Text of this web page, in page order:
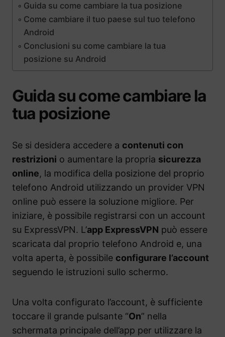
Guida su come cambiare la tua posizione
Come cambiare il tuo paese sul tuo telefono
Android
Conclusioni su come cambiare la tua
posizione su Android
Guida su come cambiare la
tua posizione
Se si desidera accedere a contenuti con
restrizioni o aumentare la propria sicurezza
online, la modifica della posizione del proprio
telefono Android utilizzando un provider VPN
online può essere la soluzione migliore. Per
iniziare, è possibile registrarsi con un account
su ExpressVPN. L’app ExpressVPN può essere
scaricata dal proprio telefono Android e, una
volta aperta, è possibile configurare l’account
seguendo le istruzioni sullo schermo.
Una volta configurato l’account, è sufficiente
toccare il grande pulsante “On” nella
schermata principale dell’app per utilizzare la